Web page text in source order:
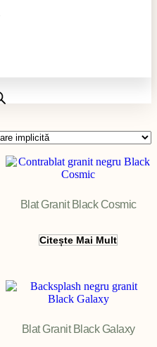
Blat Granit Black Cosmic
Citește Mai Mult
Blat Granit Black Galaxy